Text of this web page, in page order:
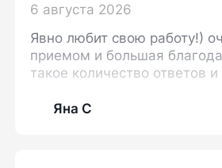
6 августа 2026
Явно любит свою работу!)
приемом и большая
такое количество ответов и
Яна С